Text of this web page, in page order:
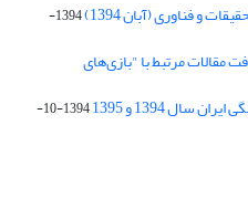
و فناوری (آبان 1394)
1394-
1395 برای دریافت مقالات مرتبط با "بازی‌های
سال 1394 و 1395
1394-10-